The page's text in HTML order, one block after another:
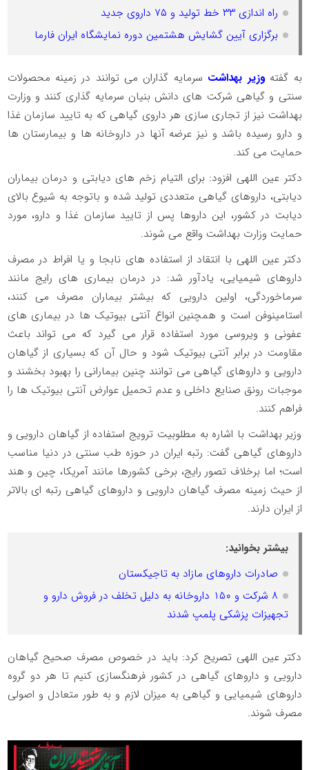
راه اندازی ۳۳ خط تولید و ۷۵ داروی جدید
برگزاری آیین گشایش هشتمین دوره نمایشگاه ایران فارما
به گفته وزیر بهداشت سرمایه گذاران می توانند در زمینه محصولات
سنتی و گیاهی شرکت های دانش بنیان سرمایه گذاری کنند و وزارت
بهداشت نیز از تجاری سازی هر داروی گیاهی که به تایید سازمان غذا
و دارو رسیده باشد و نیز عرضه آنها در داروخانه ها و بیمارستان ها
حمایت می کند.
دکتر عین اللهی افزود: برای التیام زخم های دیابتی و درمان بیماران
دیابتی، داروهای گیاهی متعددی تولید شده و باتوجه به شیوع بالای
دیابت در کشور، این داروها پس از تایید سازمان غذا و دارو، مورد
حمایت وزارت بهداشت واقع می شوند.
دکتر عین اللهی با انتقاد از استفاده های نابجا و یا افراط در مصرف
داروهای شیمیایی، یادآور شد: در درمان بیماری های رایج مانند
سرماخوردگی، اولین دارویی که بیشتر بیماران مصرف می کنند،
استامینوفن است و همچنین انواع آنتی بیوتیک ها در بیماری های
عفونی و ویروسی مورد استفاده قرار می گیرد که می تواند باعث
مقاومت در برابر آنتی بیوتیک شود و حال آن که بسیاری از گیاهان
دارویی و داروهای گیاهی می توانند چنین بیمارانی را بهبود بخشند و
موجبات رونق صنایع داخلی و عدم تحمیل عوارض آنتی بیوتیک ها را
فراهم کنند.
وزیر بهداشت با اشاره به مطلوبیت ترویج استفاده از گیاهان دارویی و
داروهای گیاهی گفت: رتبه ایران در حوزه طب سنتی در دنیا مناسب
است؛ اما برخلاف تصور رایج، برخی کشورها مانند آمریکا، چین و هند
از حیث زمینه مصرف گیاهان دارویی و داروهای گیاهی رتبه ای بالاتر
از ایران دارند.
بیشتر بخوانید:
صادرات دارو‌های مازاد به تاجیکستان
۸ شرکت و ۱۵۰ داروخانه به دلیل تخلف در فروش دارو و
تجهیزات پزشکی پلمپ شدند
دکتر عین اللهی تصریح کرد: باید در خصوص مصرف صحیح گیاهان
دارویی و داروهای گیاهی در کشور فرهنگسازی کنیم تا هر دو گروه
داروهای شیمیایی و گیاهی به میزان لازم و به طور متعادل و اصولی
مصرف شوند.